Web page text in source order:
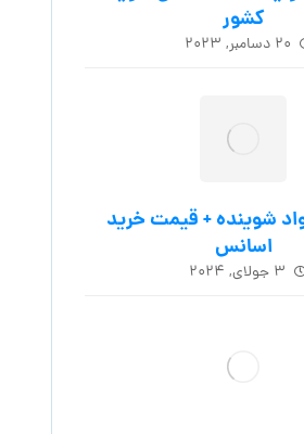
کشور
۲۰ دسامبر, ۲۰۲۳
شوینده + قیمت خرید
اسانس
۳ جولای, ۲۰۲۴